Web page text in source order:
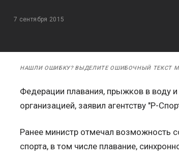
7 сентября 2015
НАШЛИ ОШИБКУ? ВЫДЕЛИТЕ ОШИБОЧНЫЙ ТЕКСТ
Федерации плавания, прыжков в воду и
организацией, заявил агентству "Р-
Ранее министр отмечал возможность
спорта, в том числе плавание,